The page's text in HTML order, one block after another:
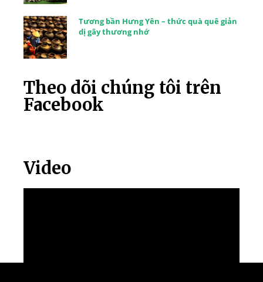
Tương bần Hưng Yên – thức quà quê giản
dị gây thương nhớ
Theo dõi chúng tôi trên
Facebook
Video